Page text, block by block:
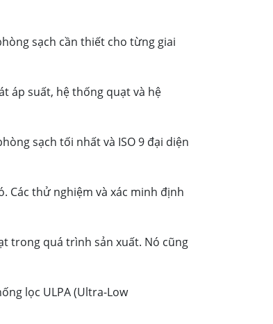
sạch cần thiết cho từng giai
áp suất, hệ thống quạt và hệ
sạch tối nhất và ISO 9 đại diện
Các thử nghiệm và xác minh định
trong quá trình sản xuất. Nó cũng
lọc ULPA (Ultra-Low